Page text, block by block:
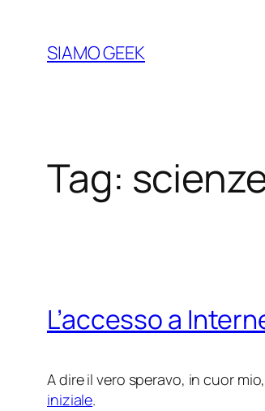
contenuto
SIAMO GEEK
Tag:
L’accesso a
A dire il vero speravo, in cuor
iniziale.